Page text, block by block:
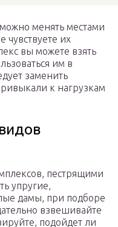
менять местами
чувствуете их
вы можете взять
им в
заменить
к нагрузкам
пестрящими
упругие,
дамы, при подборе
взвешивайте
подойдет ли